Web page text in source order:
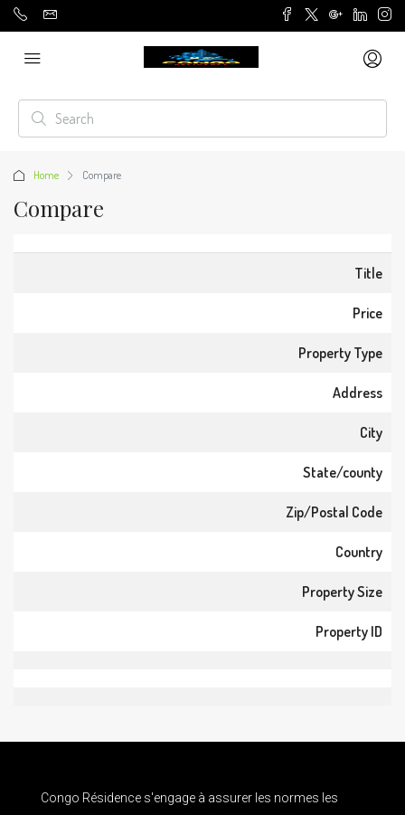
Home Compare
Compare
Title
Price
Property Type
Address
City
State/county
Zip/Postal Code
Country
Property Size
Property ID
Congo Résidence s'engage à assurer les normes les